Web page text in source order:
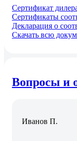
Сертификат
Сертификаты
Декларация о
Скачать всю
Вопросы и
Иванов П.